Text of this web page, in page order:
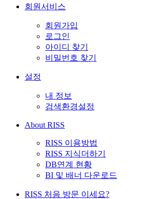
회원서비스
회원가입
로그인
아이디 찾기
비밀번호 찾기
설정
내 정보
검색환경설정
About RISS
RISS 이용방법
RISS 지식더하기
DB연계 현황
BI 및 배너 다운로드
RISS 처음 방문 이세요?